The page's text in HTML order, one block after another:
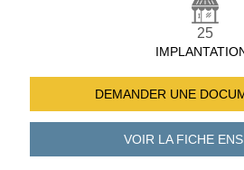
25
DEMANDER UNE
VOIR LA FICHE